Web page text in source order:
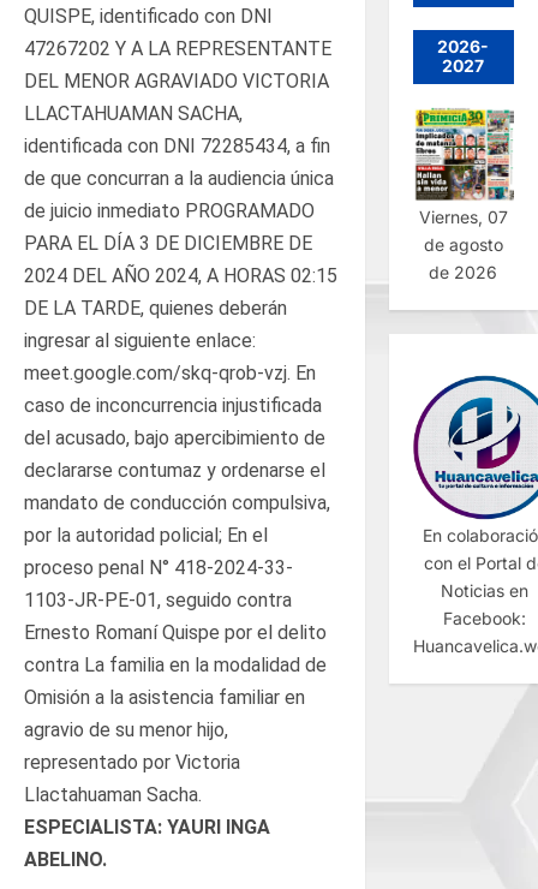
QUISPE, identificado con DNI
47267202 Y A LA REPRESENTANTE
DEL MENOR AGRAVIADO VICTORIA
LLACTAHUAMAN SACHA,
identificada con DNI 72285434, a fin
de que concurran a la audiencia única
de juicio inmediato PROGRAMADO
PARA EL DÍA 3 DE DICIEMBRE DE
2024 DEL AÑO 2024, A HORAS 02:15
DE LA TARDE, quienes deberán
ingresar al siguiente enlace:
meet.google.com/skq-qrob-vzj. En
caso de inconcurrencia injustificada
del acusado, bajo apercibimiento de
declararse contumaz y ordenarse el
mandato de conducción compulsiva,
por la autoridad policial; En el
proceso penal N° 418-2024-33-
1103-JR-PE-01, seguido contra
Ernesto Romaní Quispe por el delito
contra La familia en la modalidad de
Omisión a la asistencia familiar en
agravio de su menor hijo,
representado por Victoria
Llactahuaman Sacha.
ESPECIALISTA: YAURI INGA
ABELINO.
2026-
2027
Viernes, 07
de agosto
de 2026
En
con el Portal
Noticias en
Facebook: